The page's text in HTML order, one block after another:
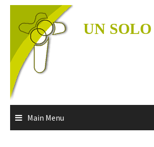
Skip
content
UN
Main Menu